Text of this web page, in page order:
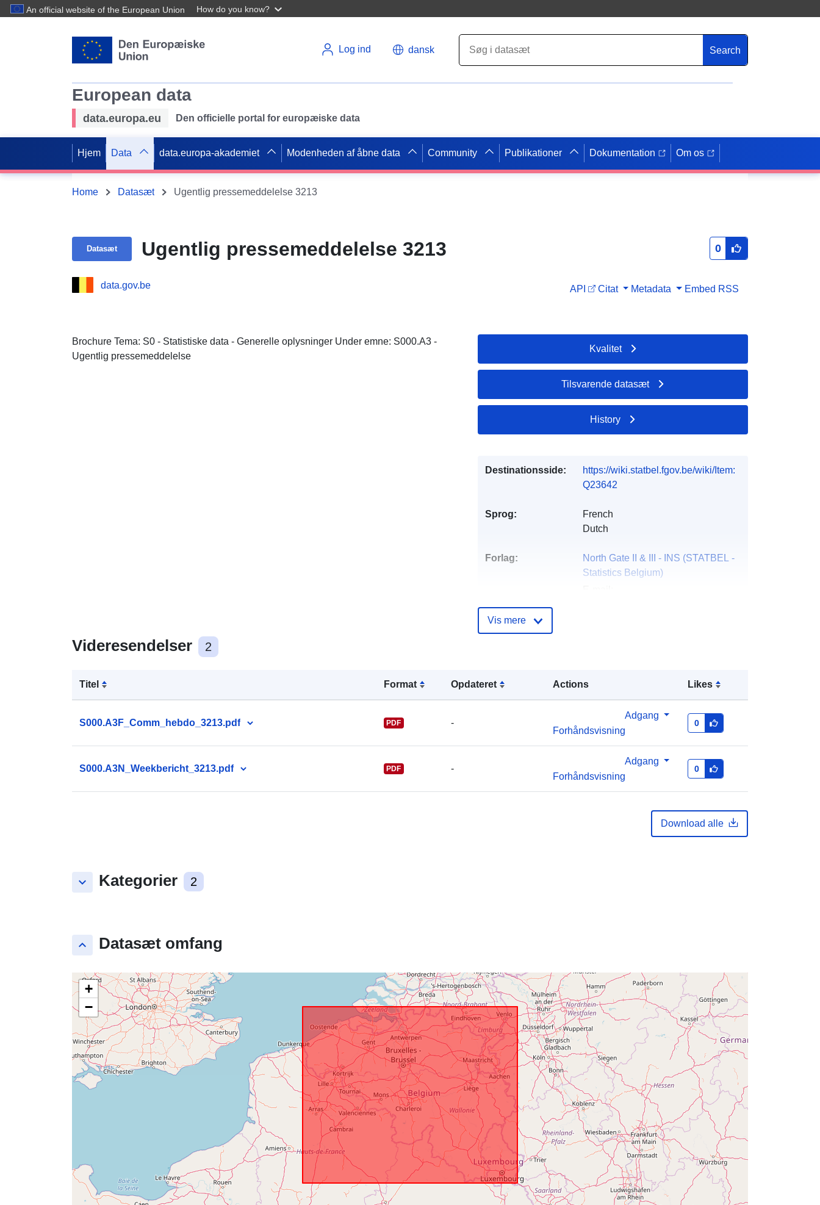
An official website of the European Union How do you know?
Log ind dansk Search
European data
data.europa.eu Den officielle portal for europæiske data
Hjem Data data.europa-akademiet Modenheden af åbne data Community Publikationer Dokumentation Om os
Home Datasæt Ugentlig pressemeddelelse 3213
Datasæt Ugentlig pressemeddelelse 3213 0
data.gov.be API Citat Metadata Embed RSS
Brochure Tema: S0 - Statistiske data - Generelle oplysninger Under emne: S000.A3 -
Ugentlig pressemeddelelse
Videresendelser 2
Titel Format Opdateret Actions Likes
S000.A3F_Comm_hebdo_3213.pdf PDF -
Adgang
Forhåndsvisning
0
S000.A3N_Weekbericht_3213.pdf PDF -
Adgang
Forhåndsvisning
0
Download alle
keyboard_arrow_down Kategorier 2
keyboard_arrow_up Datasæt omfang
+
−
Kvalitet
Tilsvarende datasæt
History
Destinationsside:
https://wiki.statbel.fgov.be/wiki/Item:
Q23642
Sprog:
French
Dutch
Forlag:
North Gate II & III - INS (STATBEL -
Statistics Belgium)
E-mail:
mailto:statbel@economie.fgov.be
Webadresse: https://statbel.fgov.be/fr
https://statbel.fgov.be/nl
https://statbel.fgov.be/de
https://statbel.fgov.be/en
Fortegnelse over
Tilføjet til data.europa.eu: 14
Opdateret på data.europa.eu: 30
uriRef:
http://data.europa.eu/88u/dataset/q2
3642-id
Adgangsrettighe
der:
public
Tidsmæssig
dækning:
01 January 2008
-
31 December 2008
Vis mere